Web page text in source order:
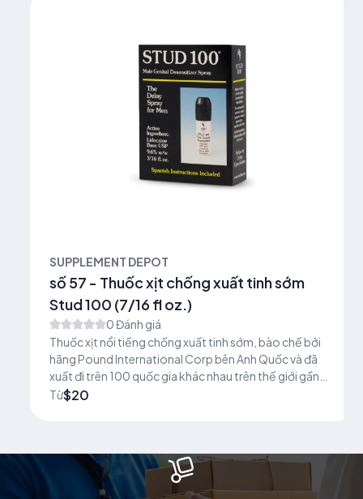
SUPPLEMENT DEPOT
số 57 - Thuốc xịt chống xuất tinh sớm
Stud 100 (7/16 fl oz.)
0 Đánh giá
Thuốc xịt nổi tiếng chống xuất tinh sớm, bào chế bởi
hãng Pound International Corp bên Anh Quốc và đã
xuất đi trên 100 quốc gia khác nhau trên thế giới gần
50 năm qua
Từ$20